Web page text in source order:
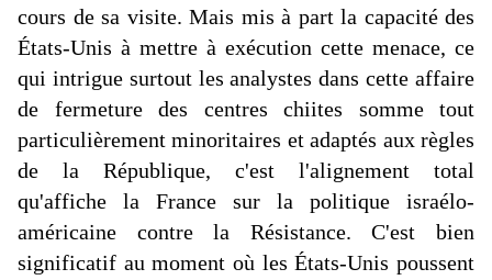
cours de sa visite. Mais mis à part la capacité des
États-Unis à mettre à exécution cette menace, ce
qui intrigue surtout les analystes dans cette affaire
de fermeture des centres chiites somme tout
particulièrement minoritaires et adaptés aux règles
de la République, c'est l'alignement total
qu'affiche la France sur la politique israélo-
américaine contre la Résistance. C'est bien
significatif au moment où les États-Unis poussent